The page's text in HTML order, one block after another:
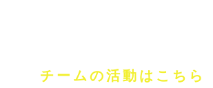
​チームの活動はこちら